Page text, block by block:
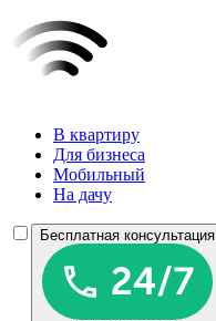
В квартиру
Для бизнеса
Мобильный
На дачу
Бесплатная консультация